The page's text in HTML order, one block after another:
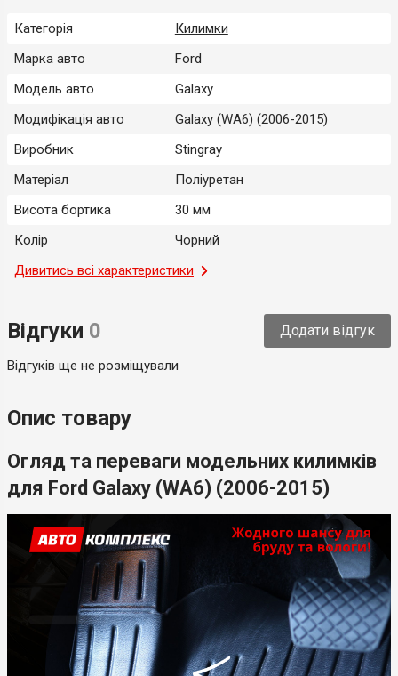
Категорія
Килимки
Марка авто
Ford
Модель авто
Galaxy
Модифікація авто
Galaxy (WA6) (2006-2015)
Виробник
Stingray
Матеріал
Поліуретан
Висота бортика
30 мм
Колір
Чорний
Місце застосування
Салон
Країна-виробник
Дивитись всі характеристики
Відгуки 0 Додати відгук
Відгуків ще не розміщували
Опис товару
Огляд та переваги модельних килимків
для Ford Galaxy (WA6) (2006-2015)